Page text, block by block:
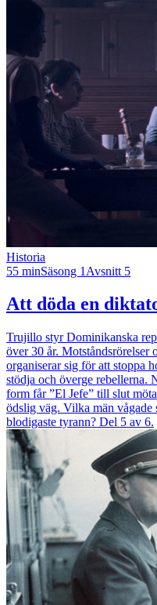
Historia
55 minSäsong 1 Avsnitt 5
Att döda en
Trujillo styr Dominikanska
över 30 år. Motståndsrörelser
organiserar sig för att stoppa
stödja och överge rebellerna.
form får ”El Jefe” till slut
ödslig väg. Vilka män vågade
blodigaste tyrann? Del 5 av 6.